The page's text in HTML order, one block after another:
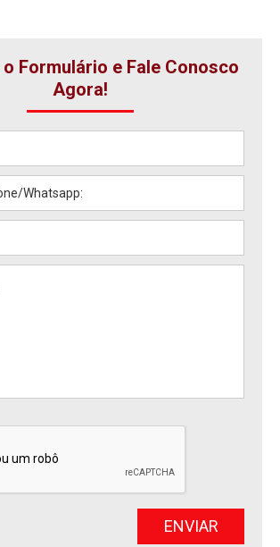
Formulário e Fale Conosco
Agora!